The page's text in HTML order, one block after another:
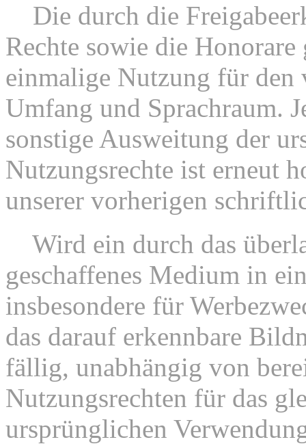
Die durch die
Rechte sowie die
einmalige Nutzung für den
Umfang und Sprachraum.
sonstige Ausweitung der
Nutzungsrechte ist erneut
unserer vorherigen
Wird ein durch das
geschaffenes Medium in
insbesondere für
das darauf erkennbare
fällig, unabhängig von
Nutzungsrechten für das
ursprünglichen